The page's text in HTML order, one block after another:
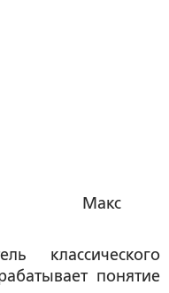
Макс
классического
понятие